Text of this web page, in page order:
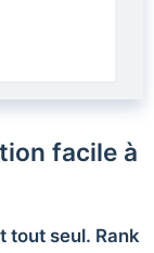
facile à
tout seul. Rank